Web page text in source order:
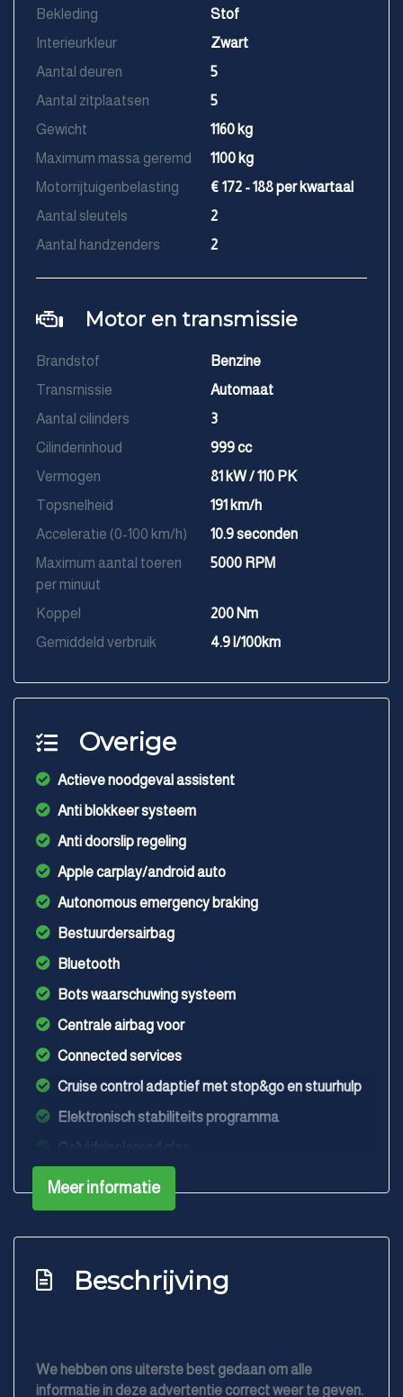
Bekleding
Stof
Interieurkleur
Zwart
Aantal deuren
5
Aantal zitplaatsen
5
Gewicht
1160 kg
Maximum massa geremd
1100 kg
Motorrijtuigenbelasting
€ 172 - 188 per kwartaal
Aantal sleutels
2
Aantal handzenders
2
Motor en transmissie
Brandstof
Benzine
Transmissie
Automaat
Aantal cilinders
3
Cilinderinhoud
999 cc
Vermogen
81 kW / 110 PK
Topsnelheid
191 km/h
Acceleratie (0-100 km/h)
10.9 seconden
Maximum aantal toeren
per minuut
5000 RPM
Koppel
200 Nm
Gemiddeld verbruik
4.9 l/100km
Overige
Actieve noodgeval assistent
Anti blokkeer systeem
Anti doorslip regeling
Apple carplay/android auto
Autonomous emergency braking
Bestuurdersairbag
Bluetooth
Bots waarschuwing systeem
Centrale airbag voor
Connected services
Cruise control adaptief met stop&go en stuurhulp
Elektronisch stabiliteits programma
Hoofd airbag(s) voor
Keyless entry/start
Multimedia scherm standaard
Passagiersairbag
Volledig digitaal instrumentenpaneel
Zij airbag(s) voor
Meer informatie
Beschrijving
We hebben ons uiterste best gedaan om alle
informatie in deze advertentie correct weer te geven.